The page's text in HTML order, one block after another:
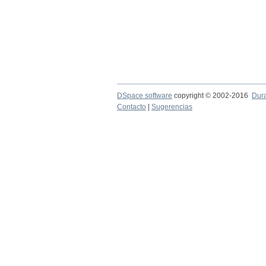
DSpace software copyright © 2002-2016
Contacto
Sugerencias